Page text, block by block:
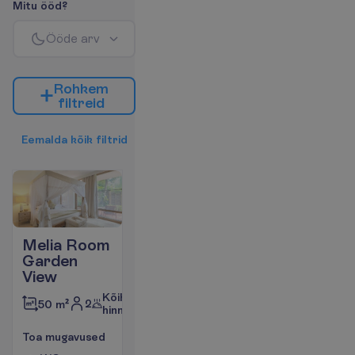
Mitu ööd?
Ööde arv
Rohkem
filtreid
Eemalda kõik filtrid
Melia Room
Garden
View
50 m² 2
Kõik
hinnas
Toa mugavused